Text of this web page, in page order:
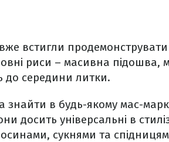
встигли
риси – масивна підошва,
до середини литки.
знайти в будь-якому мас-
досить універсальні в
сукнями та